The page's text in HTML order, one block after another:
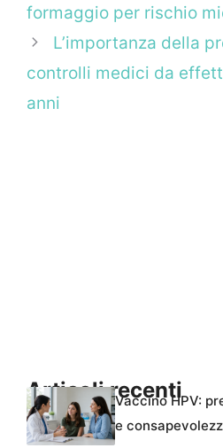
formaggio per rischio
L’importanza della
controlli medici da
anni
Articoli recenti
Vaccino HPV:
e